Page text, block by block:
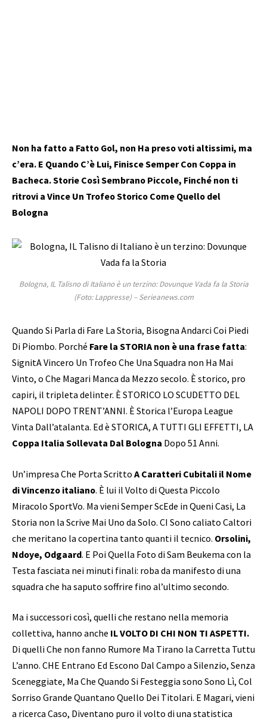
Non ha fatto a Fatto Gol, non Ha preso voti altissimi, ma
c’era. E Quando C’è Lui, Finisce Semper Con Coppa in
Bacheca. Storie Così Sembrano Piccole, Finché non ti
ritrovi a Vince Un Trofeo Storico Come Quello del
Bologna
Bologna, IL Talisno di Italiano è un terzino: Dovunque Vada fa la Storia
(Foto: Lappresse) – Serieanews.com
Quando Si Parla di Fare La Storia, Bisogna Andarci Coi Piedi
Di Piombo. Porché Fare la STORIA non è una frase fatta:
SignitA Vincero Un Trofeo Che Una Squadra non Ha Mai
Vinto, o Che Magari Manca da Mezzo secolo. È storico, pro
capiri, il tripleta delinter. È STORICO LO SCUDETTO DEL
NAPOLI DOPO TRENT’ANNI. È Storica l’Europa League
Vinta Dall’atalanta. Ed è STORICA, A TUTTI GLI EFFETTI, LA
Coppa Italia Sollevata Dal Bologna Dopo 51 Anni.
Un’impresa Che Porta Scritto A Caratteri Cubitali il Nome
di Vincenzo italiano. È lui il Volto di Questa Piccolo
Miracolo SportVo. Ma vieni Semper ScEde in Queni Casi, La
Storia non la Scrive Mai Uno da Solo. CI Sono caliato Caltori
che meritano la copertina tanto quanti il ​​tecnico. Orsolini,
Ndoye, Odgaard. E Poi Quella Foto di Sam Beukema con la
Testa fasciata nei minuti finali: roba da manifesto di una
squadra che ha saputo soffrire fino al’ultimo secondo.
Ma i successori così, quelli che restano nella memoria
collettiva, hanno anche IL VOLTO DI CHI NON TI ASPETTI.
Di quelli Che non fanno Rumore Ma Tirano la Carretta Tuttu
L’anno. CHE Entrano Ed Escono Dal Campo a Silenzio, Senza
Sceneggiate, Ma Che Quando Si Festeggia sono Sono Lì, Col
Sorriso Grande Quantano Quello Dei Titolari. E Magari, vieni
a ricerca Caso, Diventano puro il volto di una statistica